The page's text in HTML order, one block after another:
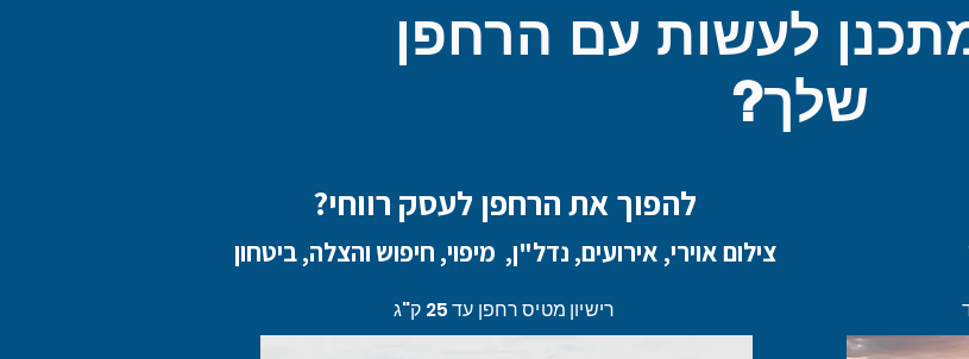
לעשות עם הרחפן
שלך?
להפוך את הרחפן לעסק רווחי?
צילום אוירי, אירועים, נדל"ן, מיפוי, חיפוש והצלה, ביטחון
רישיון מטיס רחפן עד 25 ק"ג